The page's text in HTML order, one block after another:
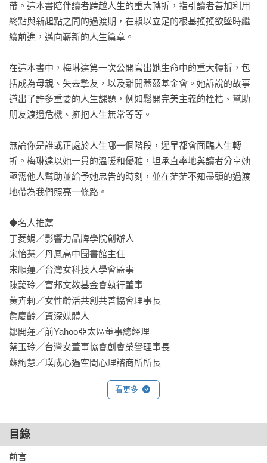
帶。這本書陪伴讀者跨越人生的重大轉折，指引讀者善加利用
終點與新起點之間的過渡期，在賴以立足的根基搖搖欲墜時繼
續前進，邁向嶄新的人生篇章。
在這本書中，梅琳達第一次公開寫出她生命中的重大轉折，包
括成為母親、失去摯友，以及離開蓋茲基金會。她訴說的故事
道出了許多重要的人生課題，例如鬆開完美主義的桎梏、幫助
朋友渡過危機、擁抱人生無常等等。
無論你是誰或正處於人生哪一個階段，遲早都會面臨人生轉
折。梅琳達以她一貫的溫暖和優雅，坦承直率地與讀者分享她
亟需他人幫助並給予她忠告的時刻，並在茫茫不知盡頭的過渡
地帶為我們照亮一條路。
◆名人推薦
丁菱娟／影響力品牌學院創辦人
宋怡慧／丹鳳高中圖書館主任
宋順蓮／台灣女科技人學會監事
陳藹玲／富邦文教基金會執行董事
黃卉莉／女性齡活共創共善協會理事長
詹慶齡／資深媒體人
鄒開蓮／前Yahoo亞太區董事總經理
蔡玉玲／台灣女董事協會創會榮譽理事長
蘇絢慧／璞成心遇空間心理諮商所所長
顧燕翎／前婦女新知基金會董事長
◆本書特色
˙世界知名慈善家的生命回顧與分享：蓋茲基金會共同創辦人梅
琳達．蓋茲‧法蘭奇在六十歲前夕，回顧了人生中的關鍵時
看更多
目錄
前言